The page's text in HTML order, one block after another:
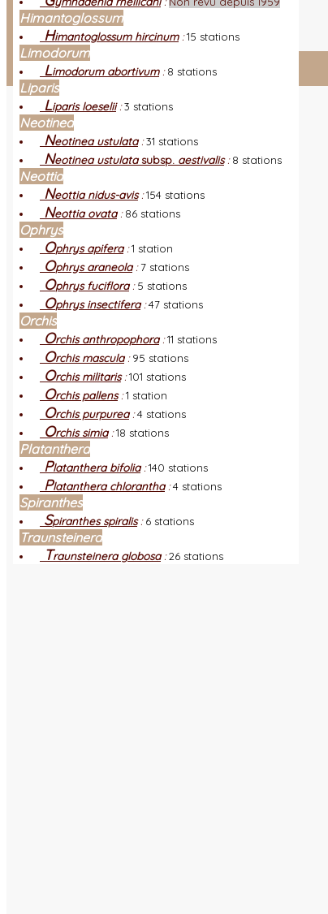
Les nouveautésQuoi de neuf ?
Autres sites
Réalisation du site(Auteurs et photos)
Connexion adhérent
Himantoglossum
Himantoglossum hircinum:15 stations
Limodorum
Limodorum abortivum:8 stations
Liparis
Liparis loeselii:3 stations
Neotinea
Neotinea ustulata:31 stations
Neotinea ustulatasubsp. aestivalis:8 stations
Neottia
Neottia nidus-avis:154 stations
Neottia ovata:86 stations
Ophrys
Ophrys apifera:1 station
Ophrys araneola:7 stations
Ophrys fuciflora:5 stations
Ophrys insectifera:47 stations
Orchis
Orchis anthropophora:11 stations
Orchis mascula:95 stations
Orchis militaris:101 stations
Orchis pallens:1 station
Orchis purpurea:4 stations
Orchis simia:18 stations
Platanthera
Platanthera bifolia:140 stations
Platanthera chlorantha:4 stations
Spiranthes
Spiranthes spiralis:6 stations
Traunsteinera
Traunsteinera globosa:26 stations